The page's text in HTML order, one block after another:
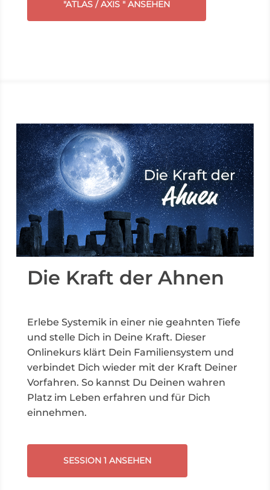
"ATLAS / AXIS " ANSEHEN
Die Kraft der Ahnen
Erlebe Systemik in einer nie geahnten Tiefe
und stelle Dich in Deine Kraft. Dieser
Onlinekurs klärt Dein Familiensystem und
verbindet Dich wieder mit der Kraft Deiner
Vorfahren. So kannst Du Deinen wahren
Platz im Leben erfahren und für Dich
einnehmen.
SESSION 1 ANSEHEN